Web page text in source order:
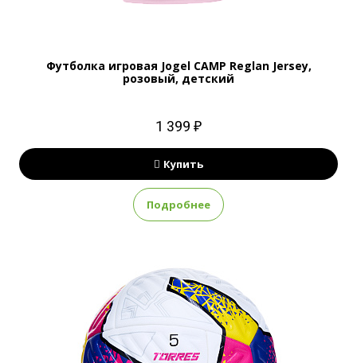
Футболка игровая Jogel CAMP Reglan Jersey,
розовый, детский
1 399 ₽
Купить
Подробнее